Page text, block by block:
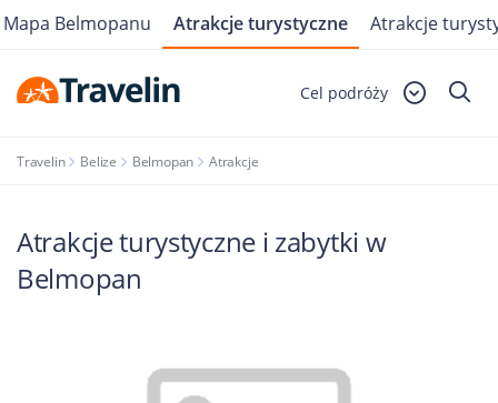
Cel podróży
Travelin Belize Belmopan Atrakcje
Mapa Belmopanu Atrakcje turystyczne Atrakcje
Atrakcje turystyczne i zabytki w
Belmopan